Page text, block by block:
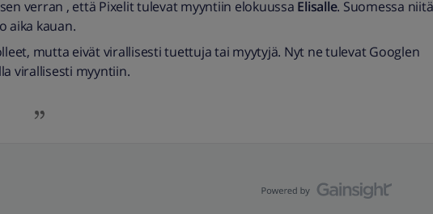
verran , että Pixelit tulevat myyntiin elokuussa Elisalle. Suomessa niitä
aika kauan.
mutta eivät virallisesti tuettuja tai myytyjä. Nyt ne tulevat Googlen
virallisesti myyntiin.